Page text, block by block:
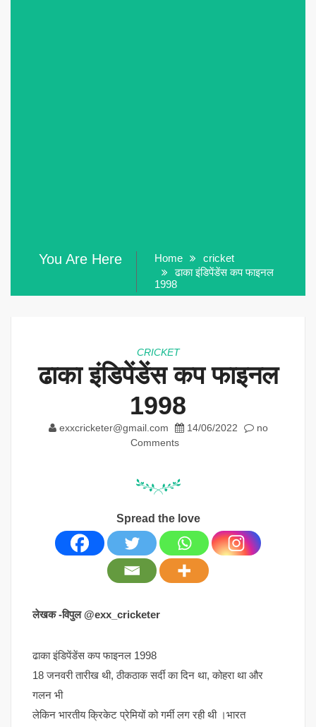
You Are Here Home
cricket
ढाका इंडिपेंडेंस कप फाइनल
1998
CRICKET
ढाका इंडिपेंडेंस कप फाइनल
1998
exxcricketer@gmail.com 14/06/2022
no
Comments
Spread the love
लेखक -विपुल @exx_cricketer
ढाका इंडिपेंडेंस कप फाइनल 1998
18 जनवरी तारीख थी, ठीकठाक सर्दी का दिन था, कोहरा था और
गलन भी
लेकिन भारतीय क्रिकेट प्रेमियों को गर्मी लग रही थी ।भारत